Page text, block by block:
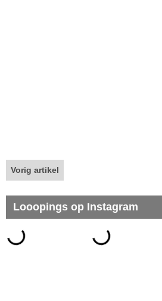
Vorig artikel
Looopings op Instagram